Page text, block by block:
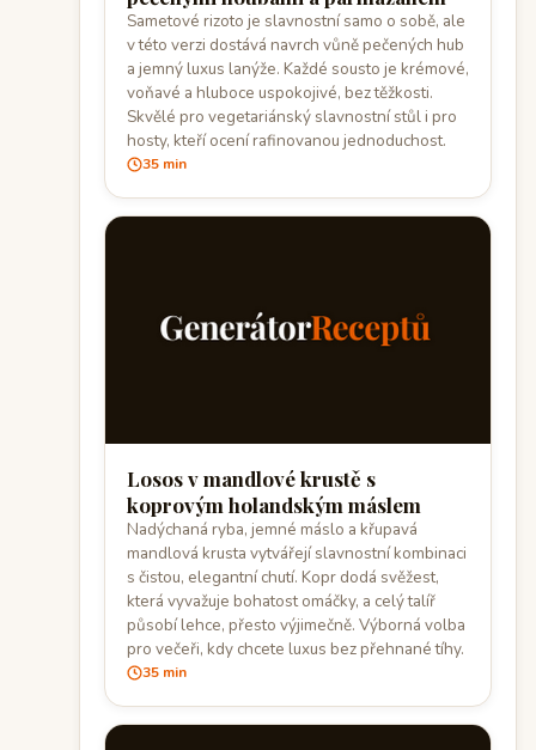
Sametové rizoto je slavnostní samo o sobě, ale
v této verzi dostává navrch vůně pečených hub
a jemný luxus lanýže. Každé sousto je krémové,
voňavé a hluboce uspokojivé, bez těžkosti.
Skvělé pro vegetariánský slavnostní stůl i pro
hosty, kteří ocení rafinovanou jednoduchost.
35 min
Losos v mandlové krustě s
koprovým holandským máslem
Nadýchaná ryba, jemné máslo a křupavá
mandlová krusta vytvářejí slavnostní kombinaci
s čistou, elegantní chutí. Kopr dodá svěžest,
která vyvažuje bohatost omáčky, a celý talíř
působí lehce, přesto výjimečně. Výborná volba
pro večeři, kdy chcete luxus bez přehnané tíhy.
35 min